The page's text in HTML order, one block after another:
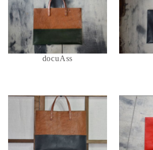
docuAss